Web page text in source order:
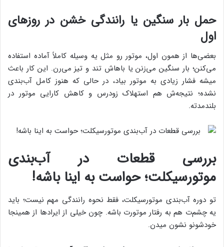
حمل بار سنگین یا رانندگی خشن در روزهای
اول
بعضی‌ها از همون اول، موتور رو مثل یه وسیله کاملاً آماده استفاده
می‌کنن؛ بار سنگین می‌زنن یا باهاش تند و تیز می‌رن. این کار باعث
میشه فشار زیادی به موتور بیاد، در حالی که هنوز کامل آب‌بندی
نشده؛ نتیجه‌ش هم استهلاک زودرس و کاهش کارایی موتور در
بلندمدته.
بررسی قطعات در آب‌بندی
موتورسیکلت؛ حواست به اینا باشه!
تو دوره آب‌بندی موتورسیکلت، فقط نحوه رانندگی مهم نیست؛ باید
یه چشم‌ت هم به رفتار موتورت باشه. چون خیلی از ایرادها از همینجا
خودشونو نشون میدن.